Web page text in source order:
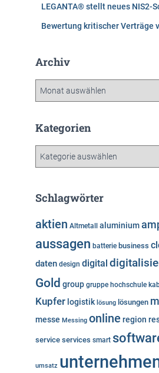
LEGANTA® stellt neues NIS2-
Bewertung kritischer Verträge
Archiv
h
Kategorien
g
r
i
n
Schlagwörter
aktien Altmetall aluminium
aussagen batterie business
daten design digital
Gold group gruppe hochschule
Kupfer logistik lösung lösungen
messe Messing online region
service services smart
umsatz